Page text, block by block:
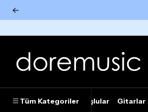
←
Tüm Kategoriler
Piyanolar Tuşlular Gitarlar
Tümünü Gör